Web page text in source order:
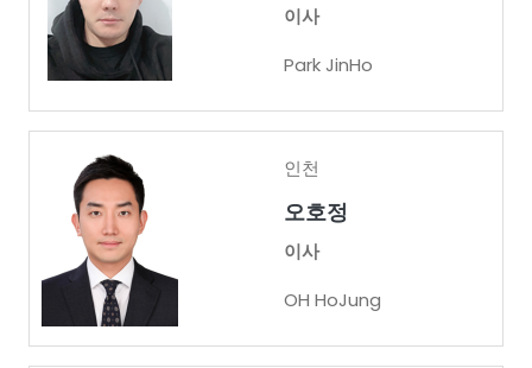
이사
Park JinHo
인천
오호정
이사
OH HoJung